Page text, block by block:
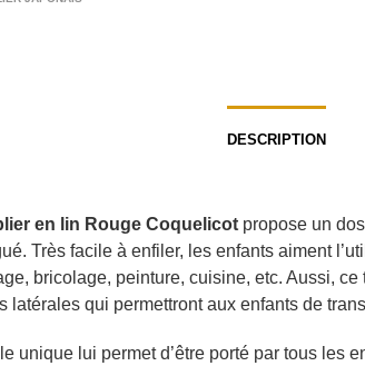
DESCRIPTION
en lin Rouge Coquelicot propose un
Très facile à enfiler, les enfants aiment
bricolage, peinture, cuisine, etc. Aussi,
latérales qui permettront aux enfants de
unique lui permet d’être porté par tous les